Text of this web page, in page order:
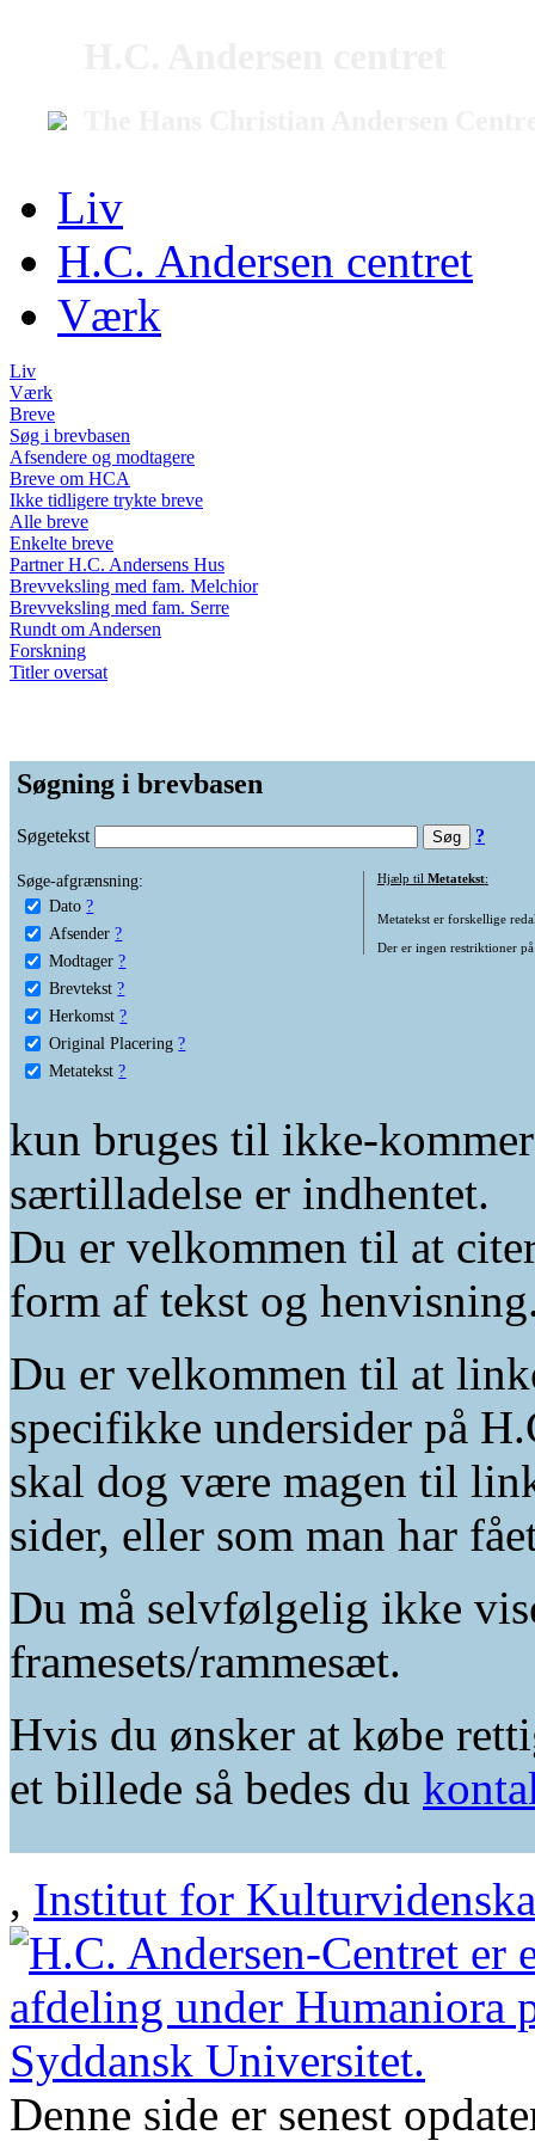
Liv
H.C. Andersen centret
Værk
Liv
Værk
Breve
Søg i brevbasen
Afsendere og modtagere
Breve om HCA
Ikke tidligere trykte breve
Alle breve
Enkelte breve
Partner H.C. Andersens Hus
Brevveksling med fam. Melchior
Brevveksling med fam. Serre
Rundt om Andersen
Forskning
Titler oversat
Søgning i brevbasen
Søgetekst ?
Søge-afgrænsning:
Dato ?
Afsender ?
Modtager ?
Brevtekst ?
Herkomst ?
Original Placering ?
Metatekst ?
Hjælp til Metatekst:
Metatekst er forskellige
Der er ingen restriktioner
kun bruges til ikke-
særtilladelse er indhentet.
Du er velkommen til at
form af tekst og
Du er velkommen til at
specifikke undersider på
skal dog være magen til
sider, eller som man har
Du må selvfølgelig ikke
framesets/rammesæt.
Hvis du ønsker at købe
et billede så bedes du
, Institut for
Denne side er senest